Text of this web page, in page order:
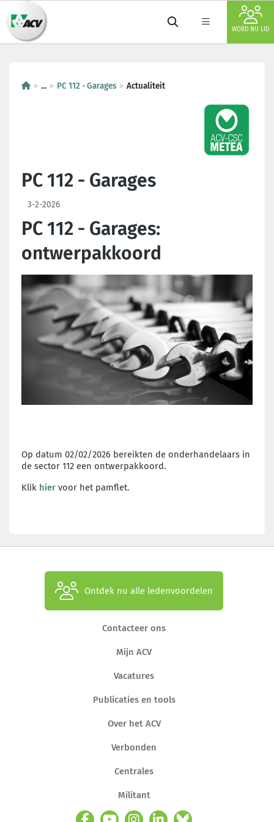
WORD NU LID
... PC 112 - Garages Actualiteit
PC 112 - Garages
3-2-2026
PC 112 - Garages:
ontwerpakkoord
Op datum 02/02/2026 bereikten de onderhandelaars in
de sector 112 een ontwerpakkoord.
Klik hier voor het pamflet.
Ontdek nu alle ledenvoordelen
Contacteer ons
Mijn ACV
Vacatures
Publicaties en tools
Over het ACV
Verbonden
Centrales
Militant